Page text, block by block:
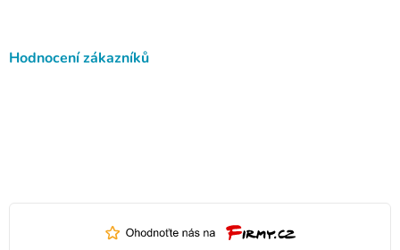
Hodnocení zákazníků